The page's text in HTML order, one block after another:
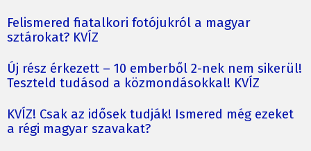
Felismered fiatalkori fotójukról a magyar
sztárokat? KVÍZ
Új rész érkezett – 10 emberből 2-nek nem sikerül!
Teszteld tudásod a közmondásokkal! KVÍZ
KVÍZ! Csak az idősek tudják! Ismered még ezeket
a régi magyar szavakat?